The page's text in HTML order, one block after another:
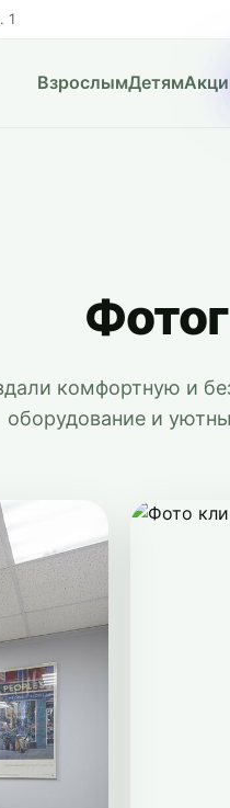
1
ВзрослымДетям
комфортную и
оборудование и